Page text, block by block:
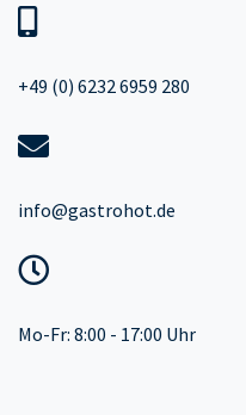
+49 (0) 6232 6959 280
info@gastrohot.de
Mo-Fr: 8:00 - 17:00 Uhr